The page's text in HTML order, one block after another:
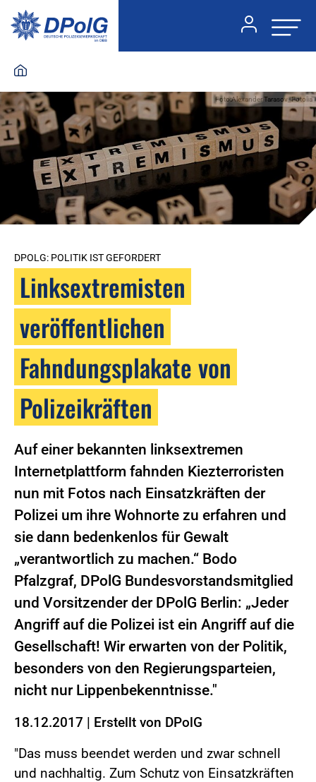
Foto:Alexander Tarasov_Fotolia
DPOLG: POLITIK IST GEFORDERT
Linksextremisten
veröffentlichen
Fahndungsplakate von
Polizeikräften
Auf einer bekannten linksextremen
Internetplattform fahnden Kiezterroristen
nun mit Fotos nach Einsatzkräften der
Polizei um ihre Wohnorte zu erfahren und
sie dann bedenkenlos für Gewalt
„verantwortlich zu machen.“ Bodo
Pfalzgraf, DPolG Bundesvorstandsmitglied
und Vorsitzender der DPolG Berlin: „Jeder
Angriff auf die Polizei ist ein Angriff auf die
Gesellschaft! Wir erwarten von der Politik,
besonders von den Regierungsparteien,
nicht nur Lippenbekenntnisse."
18.12.2017 | Erstellt von DPolG
"Das muss beendet werden und zwar schnell
und nachhaltig. Zum Schutz von Einsatzkräften